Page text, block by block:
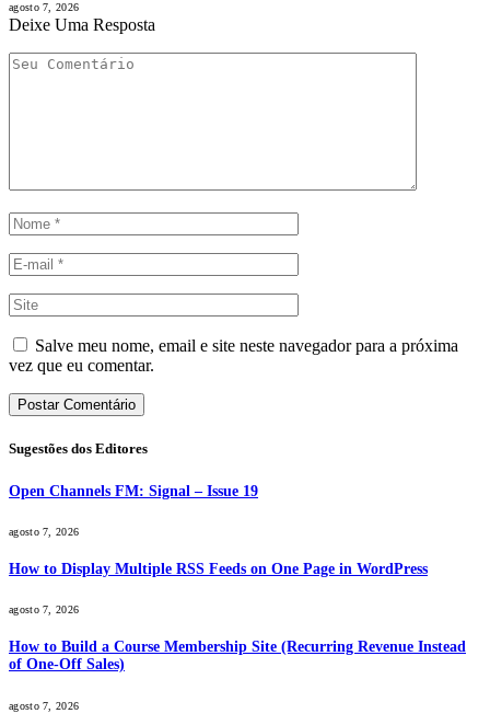
agosto 7, 2026
Deixe Uma Resposta
Salve meu nome, email e site neste navegador para a próxima
vez que eu comentar.
Sugestões dos Editores
Open Channels FM: Signal – Issue 19
agosto 7, 2026
How to Display Multiple RSS Feeds on One Page in WordPress
agosto 7, 2026
How to Build a Course Membership Site (Recurring Revenue Instead
of One-Off Sales)
agosto 7, 2026